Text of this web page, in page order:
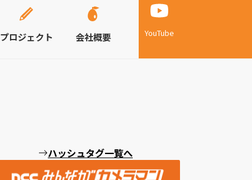
YouTube
プロジェクト 会社概要
ハッシュタグ一覧へ